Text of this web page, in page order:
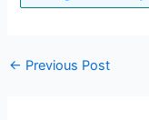
← Previous Post